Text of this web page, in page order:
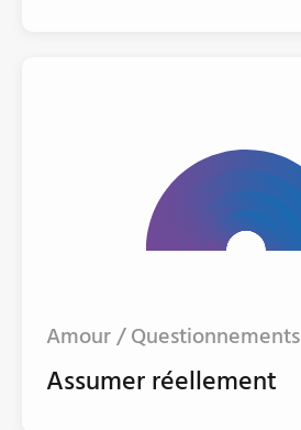
Amour / Questionnements
Assumer réellement